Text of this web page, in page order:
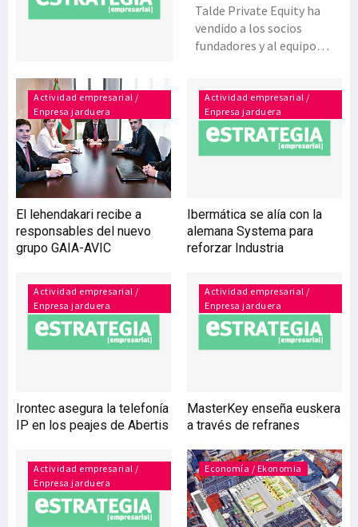
Talde Private Equity ha
vendido a los socios
fundadores y al equipo
compañía en la que entró
en julio de 2009 a través de
su vehículo Talde Capital II
FCR, con el 49% de las
Retineo ha experimentado
un desarrollo significativo
y alcanzado importantes
importante expansión
internacional que le ha
llevado a tener presencia
en países como Perú,
Ingeniería especializada
en la que se realizan
proyectos complejos de
alto valor añ
Actividad empresarial /
Enpresa jarduera
El lehendakari recibe a
responsables del nuevo
grupo GAIA-AVIC
Actividad empresarial /
Enpresa jarduera
Ibermática se alía con la
alemana Systema para
reforzar Industria
Actividad empresarial /
Enpresa jarduera
Irontec asegura la telefonía
IP en los peajes de Abertis
Actividad empresarial /
Enpresa jarduera
MasterKey enseña euskera
a través de refranes
Actividad empresarial /
Enpresa jarduera
Economía / Ekonomia